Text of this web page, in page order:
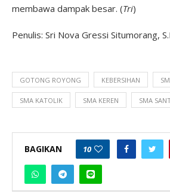
membawa dampak besar. (Tri)
Penulis: Sri Nova Gressi Situmorang,
GOTONG ROYONG KEBERSIHAN
SMA KATOLIK SMA KEREN SMA
BAGIKAN 10